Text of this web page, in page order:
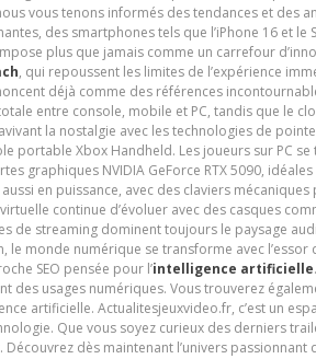
vous tenons informés des tendances et des
des smartphones tels que l’iPhone 16 et le
plus que jamais comme un carrefour
, qui repoussent les limites de l’expérience
déjà comme des références
entre console, mobile et PC, tandis que le
la nostalgie avec les technologies de
portable Xbox Handheld. Les joueurs sur PC
graphiques NVIDIA GeForce RTX 5090,
en puissance, avec des claviers
continue d’évoluer avec des casques
de streaming dominent toujours le paysage
monde numérique se transforme avec l’essor
SEO pensée pour l’intelligence artificielle
des usages numériques. Vous trouverez
artificielle. Actualitesjeuxvideo.fr, c’est un
Que vous soyez curieux des derniers
dès maintenant l’univers passionnant